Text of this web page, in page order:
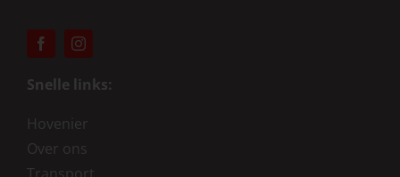
Snelle links:
Hovenier
Over ons